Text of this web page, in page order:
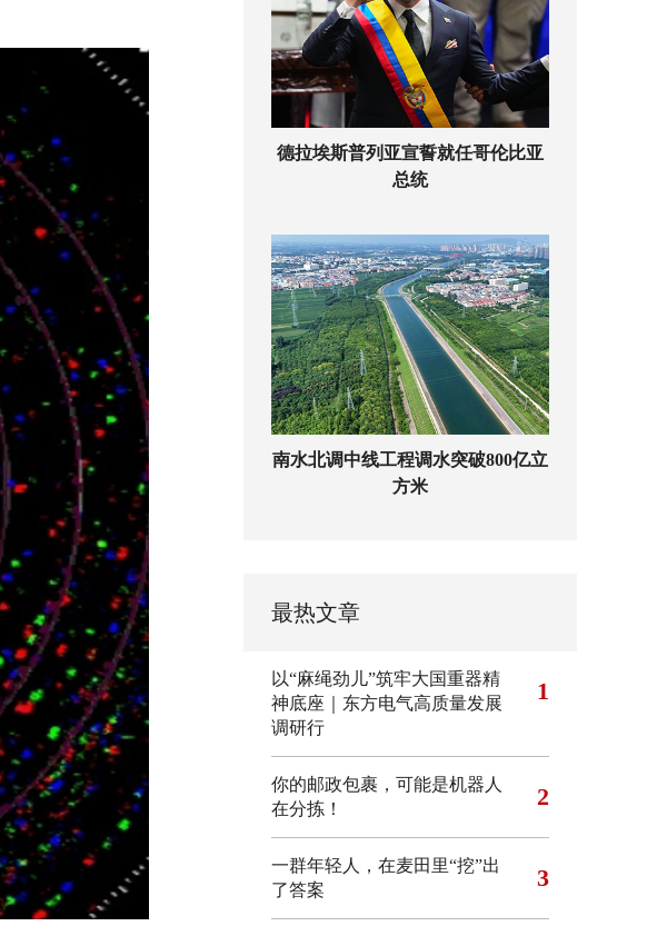
德拉埃斯普列亚宣誓就任哥伦比亚
总统
南水北调中线工程调水突破800亿立
方米
最热文章
以“麻绳劲儿”筑牢大国重器精
神底座｜东方电气高质量发展
调研行
1
你的邮政包裹，可能是机器人
在分拣！
2
一群年轻人，在麦田里“挖”出
了答案
3